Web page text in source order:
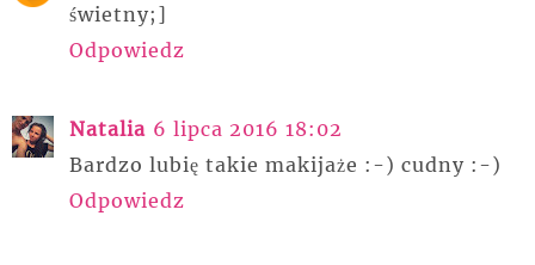
świetny;]
Odpowiedz
Natalia 6 lipca 2016 18:02
Bardzo lubię takie makijaże :-) cudny :-)
Odpowiedz